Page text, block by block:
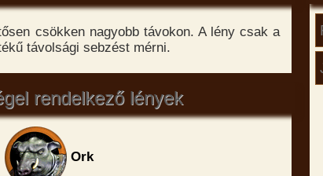
csökken nagyobb távokon. A lény csak a
távolsági sebzést mérni.
rendelkező lények
Ork